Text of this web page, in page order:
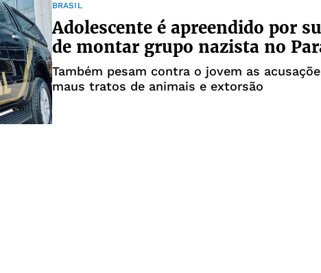
BRASIL
Adolescente é apreendido por
de montar grupo nazista no
Também pesam contra o jovem as
maus tratos de animais e extorsão